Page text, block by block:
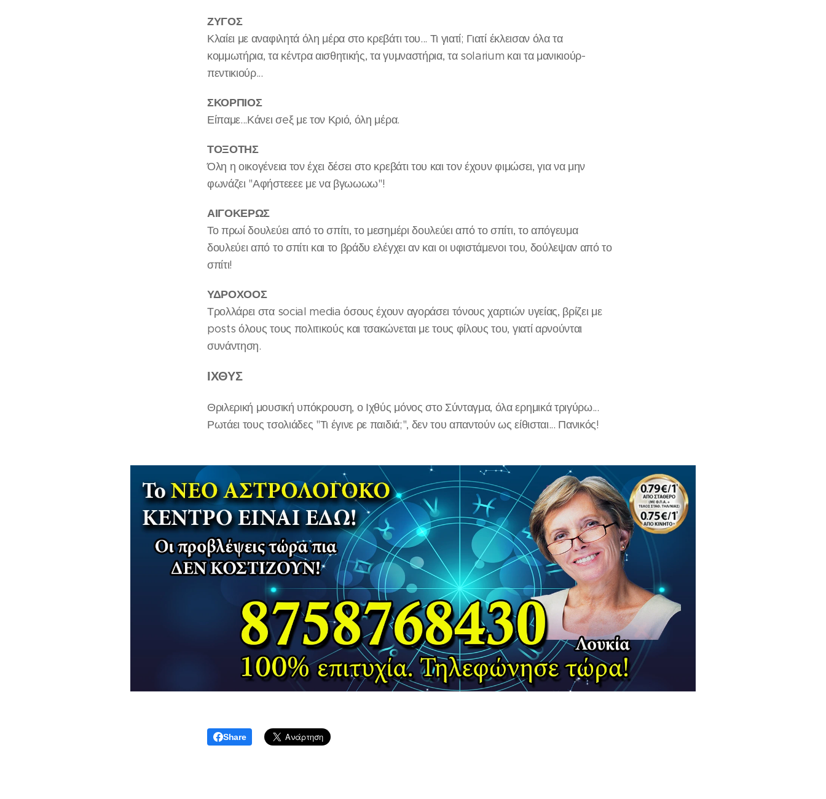
ΖΥΓΟΣ
Κλαίει με αναφιλητά όλη μέρα στο κρεβάτι του... Τι γιατί; Γιατί έκλεισαν όλα τα
κομμωτήρια, τα κέντρα αισθητικής, τα γυμναστήρια, τα solarium και τα μανικιούρ-
πεντικιούρ...
ΣΚΟΡΠΙΟΣ
Είπαμε...Κάνει σeξ με τον Κριό, όλη μέρα.
ΤΟΞΟΤΗΣ
Όλη η οικογένεια τον έχει δέσει στο κρεβάτι του και τον έχουν φιμώσει, για να μην
φωνάζει "Αφήστεεεε με να βγωωωω"!
ΑΙΓΟΚΕΡΩΣ
Το πρωί δουλεύει από το σπίτι, το μεσημέρι δουλεύει από το σπίτι, το απόγευμα
δουλεύει από το σπίτι και το βράδυ ελέγχει αν και οι υφιστάμενοι του, δούλεψαν από το
σπίτι!
ΥΔΡΟΧΟΟΣ
Τρολλάρει στα social media όσους έχουν αγοράσει τόνους χαρτιών υγείας, βρίζει με
posts όλους τους πολιτικούς και τσακώνεται με τους φίλους του, γιατί αρνούνται
συνάντηση.
ΙΧΘΥΣ
Θριλερική μουσική υπόκρουση, ο Ιχθύς μόνος στο Σύνταγμα, όλα ερημικά τριγύρω...
Ρωτάει τους τσολιάδες "Τι έγινε ρε παιδιά;", δεν του απαντούν ως είθισται... Πανικός!
Share